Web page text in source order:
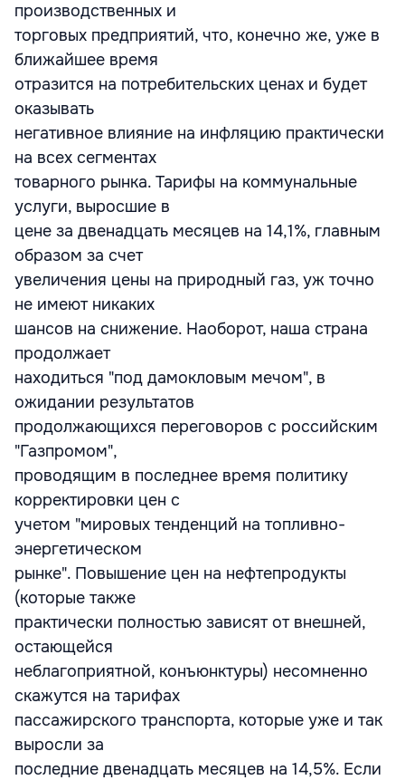
производственных и
торговых предприятий, что, конечно же, уже в
ближайшее время
отразится на потребительских ценах и будет
оказывать
негативное влияние на инфляцию практически
на всех сегментах
товарного рынка. Тарифы на коммунальные
услуги, выросшие в
цене за двенадцать месяцев на 14,1%, главным
образом за счет
увеличения цены на природный газ, уж точно
не имеют никаких
шансов на снижение. Наоборот, наша страна
продолжает
находиться "под дамокловым мечом", в
ожидании результатов
продолжающихся переговоров с российским
"Газпромом",
проводящим в последнее время политику
корректировки цен с
учетом "мировых тенденций на топливно-
энергетическом
рынке". Повышение цен на нефтепродукты
(которые также
практически полностью зависят от внешней,
остающейся
неблагоприятной, конъюнктуры) несомненно
скажутся на тарифах
пассажирского транспорта, которые уже и так
выросли за
последние двенадцать месяцев на 14,5%. Если